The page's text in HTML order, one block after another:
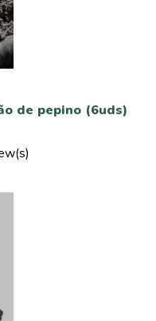
de pepino (6uds)